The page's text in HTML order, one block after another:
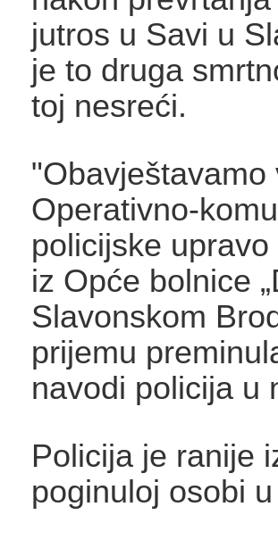
jutros u Savi u
je to druga
toj nesreći.
"Obavještavamo
Operativno-
policijske
iz Opće bolnice
Slavonskom
prijemu
navodi policija u
Policija je ranije
poginuloj osobi